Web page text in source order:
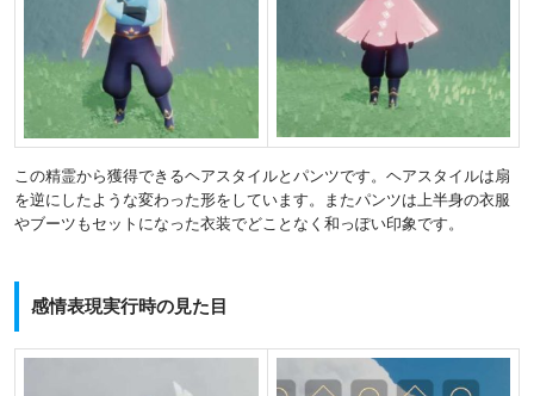
この精霊から獲得できるヘアスタイルとパンツです。ヘアスタイルは扇
を逆にしたような変わった形をしています。またパンツは上半身の衣服
やブーツもセットになった衣装でどことなく和っぽい印象です。
感情表現実行時の見た目